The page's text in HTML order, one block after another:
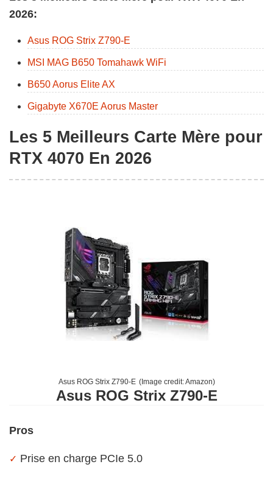
2026:
Asus ROG Strix Z790-E
MSI MAG B650 Tomahawk WiFi
B650 Aorus Elite AX
Gigabyte X670E Aorus Master
Les 5 Meilleurs Carte Mère pour
RTX 4070 En 2026
Asus ROG Strix Z790-E (Image credit:Amazon)
Asus ROG Strix Z790-E
Pros
✓ Prise en charge PCIe 5.0